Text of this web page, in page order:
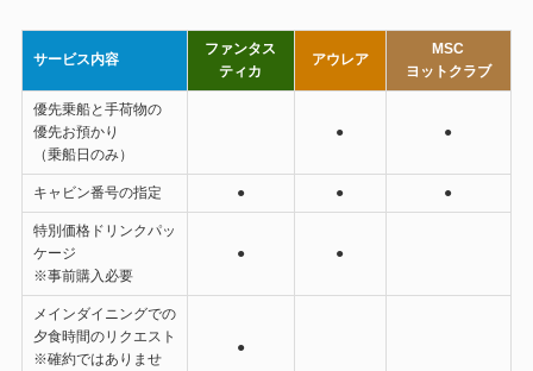
サービス内容
ファンタス
ティカ
アウレア
MSC
ヨットクラブ
優先乗船と手荷物の
優先お預かり
（乗船日のみ）
● ●
キャビン番号の指定 ● ● ●
特別価格ドリンクパッ
ケージ
※事前購入必要
● ●
メインダイニングでの
夕食時間のリクエスト
※確約ではありませ
●